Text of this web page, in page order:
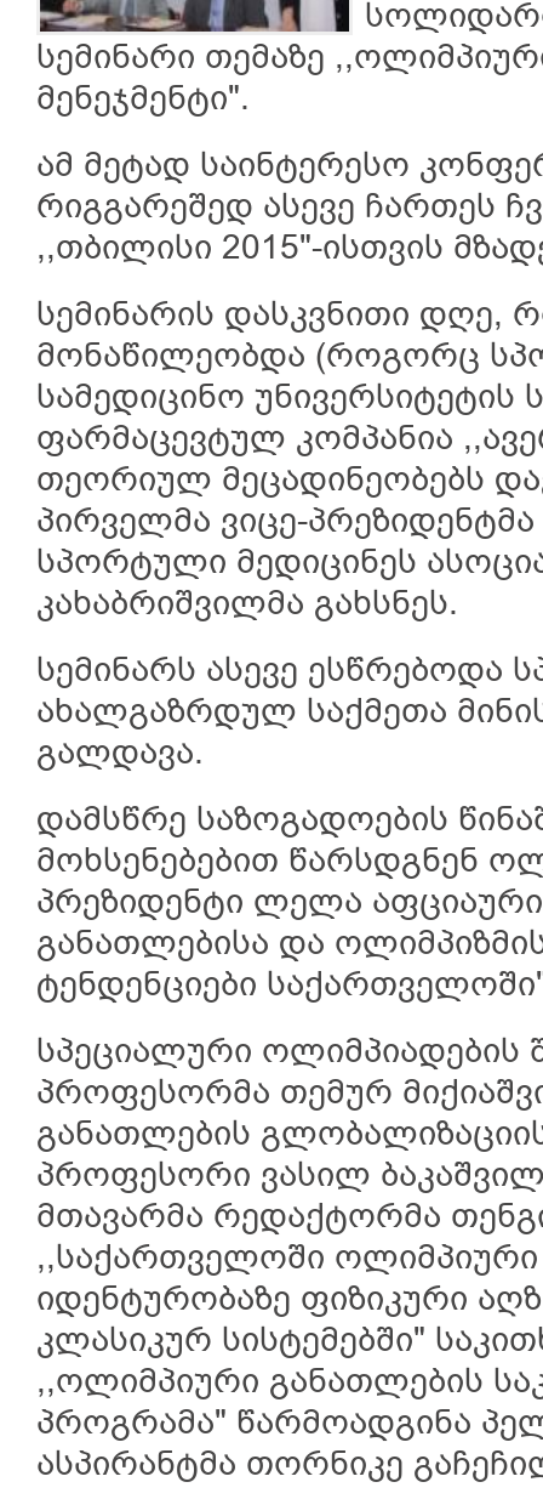
სემინარი თემაზე
მენეჯმენტი".
ამ მეტად საინტერესო
რიგგარეშედ ასევე ჩართეს
,,თბილისი 2015"-ისთვის
სემინარის დასკვნითი დღე,
მონაწილეობდა (როგორც
სამედიცინო უნივერსიტეტის
ფარმაცევტულ კომპანია
თეორიულ მეცადინეობებს
პირველმა ვიცე-
სპორტული მედიცინეს
კახაბრიშვილმა გახსნეს.
სემინარს ასევე ესწრებოდა
ახალგაზრდულ საქმეთა
გალდავა.
დამსწრე საზოგადოების
მოხსენებებით წარსდგნენ
პრეზიდენტი ლელა
განათლებისა და
ტენდენციები
სპეციალური ოლიმპიადების
პროფესორმა თემურ
განათლების
პროფესორი ვასილ
მთავარმა რედაქტორმა
,,საქართველოში ოლიმპიური
იდენტურობაზე ფიზიკური
კლასიკურ სისტემებში"
,,ოლიმპიური განათლების
პროგრამა" წარმოადგინა
ასპირანტმა თორნიკე